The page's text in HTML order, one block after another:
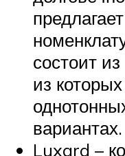
состоит
из
вариантах.
Luxard –